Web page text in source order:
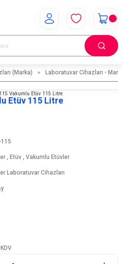
(Marka) Laboratuvar Cihazları -
Etüv 115 Litre
, Etüv , Vakumlu Etüvler
Laboratuvar Cihazları